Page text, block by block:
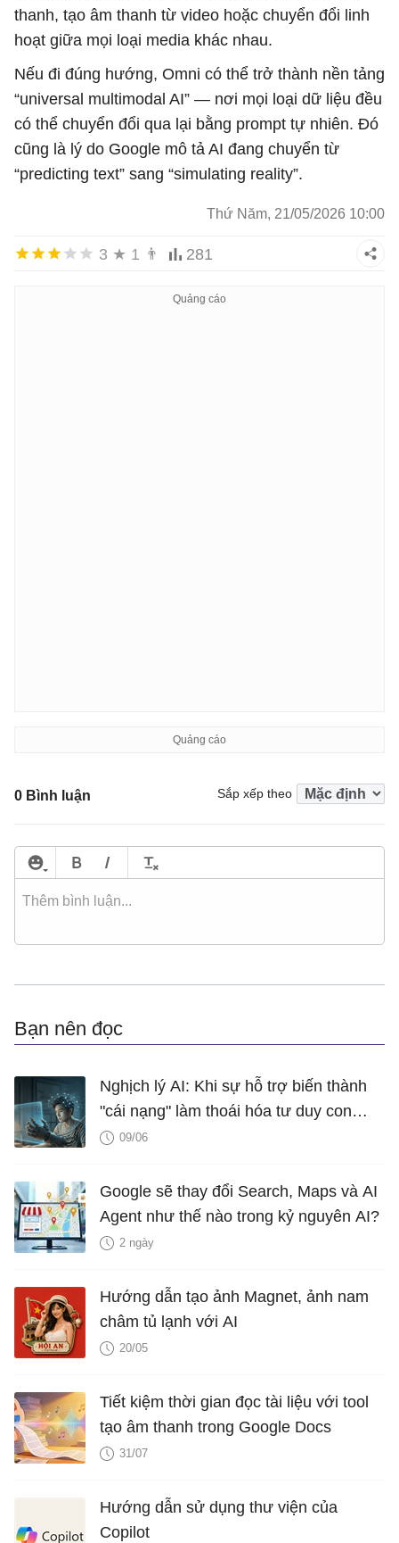
thanh, tạo âm thanh từ video hoặc chuyển đổi linh
hoạt giữa mọi loại media khác nhau.
Nếu đi đúng hướng, Omni có thể trở thành nền tảng
“universal multimodal AI” — nơi mọi loại dữ liệu đều
có thể chuyển đổi qua lại bằng prompt tự nhiên. Đó
cũng là lý do Google mô tả AI đang chuyển từ
“predicting text” sang “simulating reality”.
Thứ Năm, 21/05/2026 10:00
3 ★ 1 👨 281
0 Bình luận Sắp xếp theo
Bạn nên đọc
Nghịch lý AI: Khi sự hỗ trợ biến thành
"cái nạng" làm thoái hóa tư duy con
người.
09/06
Google sẽ thay đổi Search, Maps và AI
Agent như thế nào trong kỷ nguyên AI?
2 ngày
Hướng dẫn tạo ảnh Magnet, ảnh nam
châm tủ lạnh với AI
20/05
Tiết kiệm thời gian đọc tài liệu với tool
tạo âm thanh trong Google Docs
31/07
Hướng dẫn sử dụng thư viện của
Copilot